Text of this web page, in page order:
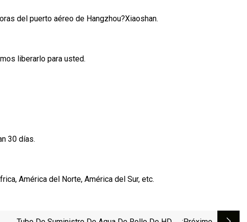
del puerto aéreo de Hangzhou?Xiaoshan.
liberarlo para usted.
30 días.
América del Norte, América del Sur, etc.